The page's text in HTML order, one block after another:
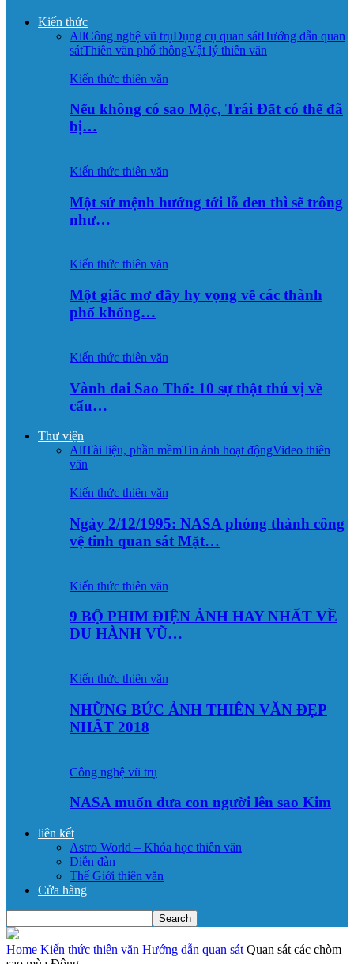
Kiến thức
AllCông nghệ vũ trụDụng cụ quan sátHướng dẫn quan
sátThiên văn phổ thôngVật lý thiên văn
Kiến thức thiên văn
Nếu không có sao Mộc, Trái Đất có thể đã
bị…
Kiến thức thiên văn
Một sứ mệnh hướng tới lỗ đen thì sẽ trông
như…
Kiến thức thiên văn
Một giấc mơ đầy hy vọng về các thành
phố khổng…
Kiến thức thiên văn
Vành đai Sao Thổ: 10 sự thật thú vị về
cấu…
Thư viện
AllTài liệu, phần mềmTin ảnh hoạt độngVideo thiên
văn
Kiến thức thiên văn
Ngày 2/12/1995: NASA phóng thành công
vệ tinh quan sát Mặt…
Kiến thức thiên văn
9 BỘ PHIM ĐIỆN ẢNH HAY NHẤT VỀ
DU HÀNH VŨ…
Kiến thức thiên văn
NHỮNG BỨC ẢNH THIÊN VĂN ĐẸP
NHẤT 2018
Công nghệ vũ trụ
NASA muốn đưa con người lên sao Kim
liên kết
Astro World – Khóa học thiên văn
Diễn đàn
Thế Giới thiên văn
Cửa hàng
Home Kiến thức thiên văn Hướng dẫn quan sát Quan sát các chòm